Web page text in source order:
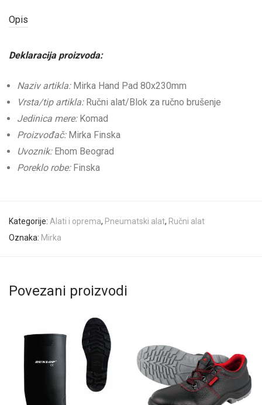
Opis
Deklaracija proizvoda:
Naziv artikla:Mirka Hand Pad 80x230mm
Vrsta/tip artikla: Ručni alat/Blok za ručno brušenje
Jedinica mere:Komad
Proizvođač:Mirka Finska
Uvoznik:Ehom Beograd
Poreklo robe:Finska
Kategorije: Alati i oprema, Pneumatski alat, Ručni alat
Oznaka: Mirka
Povezani proizvodi